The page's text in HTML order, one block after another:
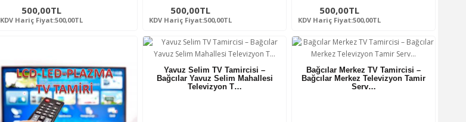
500,00TL
KDV Hariç Fiyat:500,00TL
500,00TL
KDV Hariç Fiyat:500,00TL
500,00TL
KDV Hariç Fiyat:500,00TL
Yavuz Selim TV Tamircisi –
Bağcılar Yavuz Selim Mahallesi
Televizyon T…
Bağcılar Merkez TV Tamircisi –
Bağcılar Merkez Televizyon Tamir
Serv…